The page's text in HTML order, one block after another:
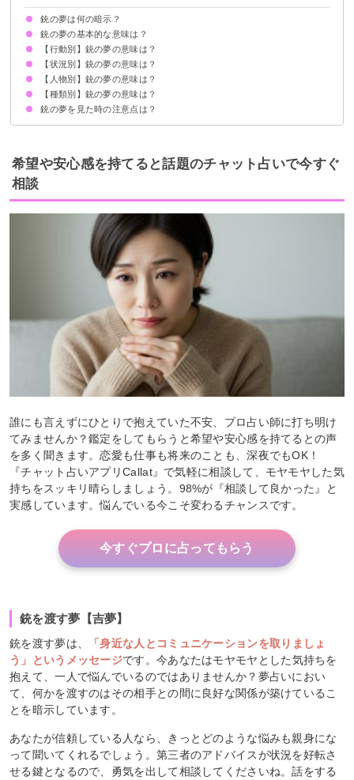
銃の夢は何の暗示？
銃の夢の基本的な意味は？
①攻撃性の暗示
②男らしさの暗示
状況によって意味が決まる
【行動別】銃の夢の意味は？
銃を撃つ夢【警告夢】
銃を乱射する夢【警告夢】
銃を持って立てこもる夢【警告夢】
銃を撃たれそうになって逃げる夢【警告夢】
銃を隠す夢【警告夢】
銃弾を避ける夢【警告夢】
銃を拾う夢【吉夢】
銃を渡す夢【吉夢】
銃を持つ夢【警告夢】
車に銃を撃つ夢【警告夢】
飛行機に銃を撃つ夢【警告夢】
学校で銃を撃つ夢【警告夢】
【状況別】銃の夢の意味は？
銃で撃たれる夢【警告夢】
銃で殺される夢【吉夢】
銃で撃たれても死なない夢【吉夢】
銃で撃たれそうになる夢【警告夢】
銃で狙われる夢【警告夢】
銃を乱射される夢【警告夢】
銃をもらう夢【吉夢】
銃を持った人に追いかけられる夢【警告夢】
銃で襲われる夢【警告夢】
銃で脅される夢【警告夢】
銃が壊れる夢【警告夢】
銃が弾切れになる夢【警告夢】
銃を撃って逮捕される夢【警告夢】
銃が大量にある夢【警告夢】
銃撃戦の夢【警告夢】
銃が不発の夢【警告夢】
銃の音が印象に残る夢【吉夢】
銃が爆発する夢【警告夢】
【人物別】銃の夢の意味は？
男性が銃を持っている夢【警告夢】
警察が銃を持っている夢【警告夢】
通り魔が銃を持っている夢【警告夢】
家族が銃で撃たれる夢【吉夢】
恋人が銃で撃たれる夢【吉夢】
他人が銃で撃たれる夢【吉夢】
【種類別】銃の夢の意味は？
拳銃の夢【警告夢】
おもちゃの銃で遊ぶ夢【警告夢】
レーザー銃の夢【警告夢】
ゲームの中の銃の夢【警告夢】
銃の夢を見た時の注意点は？
十分な休息を取る
吉夢なら話さず警告夢や凶夢は人に話す
希望や安心感を持てると話題のチャット占いで今すぐ
相談
誰にも言えずにひとりで抱えていた不安、プロ占い師に打ち明け
てみませんか？鑑定をしてもらうと希望や安心感を持てるとの声
を多く聞きます。恋愛も仕事も将来のことも、深夜でもOK！
『チャット占いアプリCallat』で気軽に相談して、モヤモヤした気
持ちをスッキリ晴らしましょう。98%が『相談して良かった』と
実感しています。悩んでいる今こそ変わるチャンスです。
今すぐプロに占ってもらう
銃を渡す夢【吉夢】
銃を渡す夢は、
「身近な人とコミュニケーションを取りましょ
う」というメッセージです。今あなたはモヤモヤとした気持ちを
抱えて、一人で悩んでいるのではありませんか？夢占いにおい
て、何かを渡すのはその相手との間に良好な関係が築けているこ
とを暗示しています。
あなたが信頼している人なら、きっとどのような悩みも親身にな
って聞いてくれるでしょう。第三者のアドバイスが状況を好転さ
せる鍵となるので、勇気を出して相談してくださいね。話をする